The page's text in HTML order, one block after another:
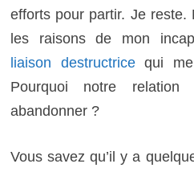
efforts pour partir. Je reste.
les raisons de mon
liaison destructricequi me
Pourquoi notre relation
abandonner ?
Vous savez qu’il y a